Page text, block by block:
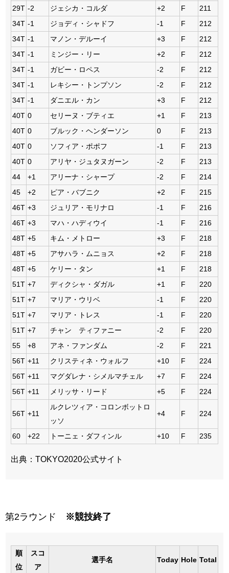
29T -2 ジェシカ・コルダ +2 F
211
34T -1 ジョディ・シャドフ -1 F
212
34T -1 マノン・デルーイ +3 F
212
34T -1 ミンジー・リー +2 F
212
34T -1 ガビー・ロペス -2 F
212
34T -1 レキシー・トンプソン -2 F
212
34T -1 ダニエル・カン +3 F
212
40T 0 セリーヌ・ブティエ +1 F
213
40T 0 ブルック・ヘンダーソン 0 F
213
40T 0 ソフィア・ポポフ -1 F
213
40T 0 アリヤ・ジュタヌガーン -2 F
213
44
+1 アリーナ・シャープ -2 F
214
45
+2 ピア・バブニク +2 F
215
46T +3 ジュリア・モリナロ -1 F
216
46T +3 マハ・ハディウイ -1 F
216
48T +5 キム・メトロー +3 F
218
48T +5 アサハラ・ムニョス +2 F
218
48T +5 ケリー・タン +1 F
218
51T +7 ディクシャ・ダガル +1 F
220
51T +7 マリア・ウリベ -1 F
220
51T +7 マリア・トレス -1 F
220
51T +7 チャン ティファニー -2 F
220
55
+8 アネ・ファンダム -2 F
221
56T +11 クリスティネ・ウォルフ +10 F
224
56T +11 マグダレナ・シメルマチェル +7 F
224
56T +11 メリッサ・リード +5 F 224
56T +11
ルクレツィア・コロンボットロ
ッソ
+4 F 224
60 +22 トーニェ・ダフィンル +10 F 235
出典：TOKYO2020公式サイト
第2ラウンド ※競技終了
順
位
スコ
ア
選手名 Today Hole Total